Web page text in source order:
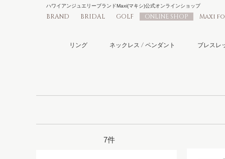
BRAND BRIDAL GOLF ONLINE SHOP Maxi
ハワイアンジュエリーブランドMaxi(マキシ)公式オンラインショップ
リング ネックレス / ペンダント ブレスレ
7件